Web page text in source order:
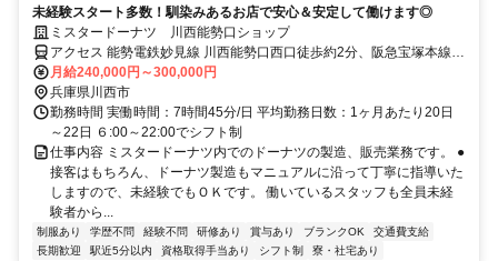
未経験スタート多数！馴染みあるお店で安心＆安定して働けます◎
ミスタードーナツ 川西能勢口ショップ
アクセス 能勢電鉄妙見線 川西能勢口西口徒歩約2分、阪急宝塚本線
川西能勢口西口徒歩約2分、ＪＲ福知山線〔宝塚線〕 川西池田北口徒
歩約5分 川西能勢口駅スグ
月給240,000円～300,000円
兵庫県川西市
勤務時間 実働時間：7時間45分/日 平均勤務日数：1ヶ月あたり20日
～22日 ６:00～22:00でシフト制
仕事内容 ミスタードーナツ内でのドーナツの製造、販売業務です。 ●
接客はもちろん、ドーナツ製造もマニュアルに沿って丁寧に指導いた
しますので、未経験でもＯＫです。 働いているスタッフも全員未経
験者から...
制服あり 学歴不問 経験不問 研修あり 賞与あり ブランクOK
交通費支給
長期歓迎
駅近5分以内 資格取得手当あり シフト制 寮・社宅あり